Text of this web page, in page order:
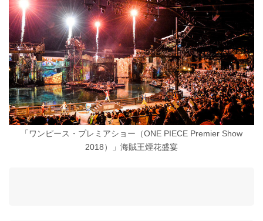
「ワンピース・プレミアショー（ONE PIECE Premier Show
2018）」海賊王煙花盛宴